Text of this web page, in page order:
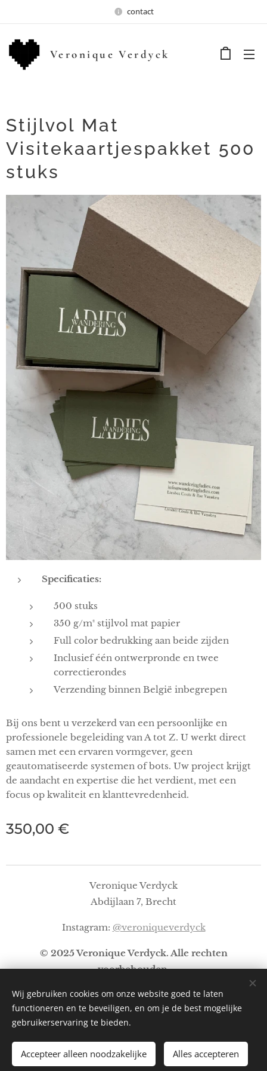
contact
Veronique Verdyck
Stijlvol Mat
Visitekaartjespakket 500
stuks
Specificaties:
500 stuks
350 g/m² stijlvol mat papier
Full color bedrukking aan beide zijden
Inclusief één ontwerpronde en twee
correctierondes
Verzending binnen België inbegrepen
Bij ons bent u verzekerd van een persoonlijke en
professionele begeleiding van A tot Z. U werkt direct
samen met een ervaren vormgever, geen
geautomatiseerde systemen of bots. Uw project krijgt
de aandacht en expertise die het verdient, met een
focus op kwaliteit en klanttevredenheid.
350,00 €
TOEVOEGEN AAN DE WINKELWAGEN
Veronique Verdyck
Abdijlaan 7, Brecht
Instagram: @veroniqueverdyck
© 2025 Veronique Verdyck. Alle rechten
voorbehouden.
2026 Cookies
Wij gebruiken cookies om onze website goed te laten
functioneren en te beveiligen, en om je de best mogelijke
gebruikerservaring te bieden.
Accepteer alleen noodzakelijke Alles accepteren